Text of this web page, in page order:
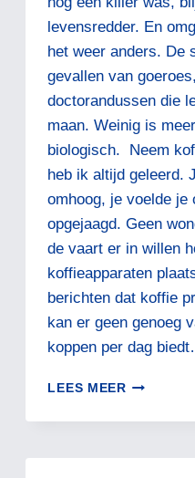
levensredder. En
het weer anders. De
gevallen van
doctorandussen die
maan. Weinig is
biologisch. Neem
heb ik altijd geleerd.
omhoog, je voelde je
opgejaagd. Geen
de vaart er in willen
koffieapparaten
berichten dat koffie
kan er geen genoeg
koppen per dag
LEES MEERLEKKER